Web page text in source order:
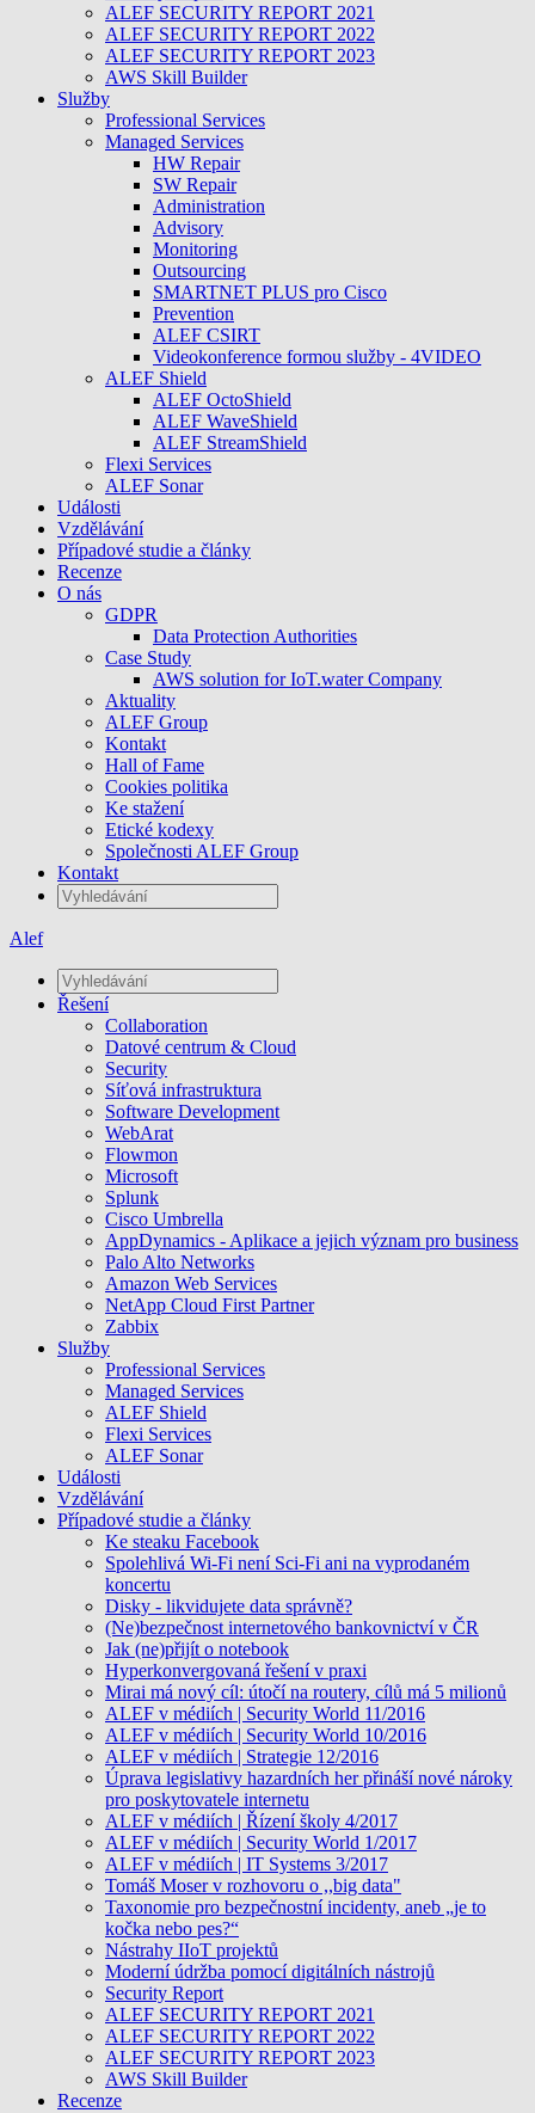
ALEF SECURITY REPORT 2021
ALEF SECURITY REPORT 2022
ALEF SECURITY REPORT 2023
AWS Skill Builder
Služby
Professional Services
Managed Services
HW Repair
SW Repair
Administration
Advisory
Monitoring
Outsourcing
SMARTNET PLUS pro Cisco
Prevention
ALEF CSIRT
Videokonference formou služby - 4VIDEO
ALEF Shield
ALEF OctoShield
ALEF WaveShield
ALEF StreamShield
Flexi Services
ALEF Sonar
Události
Vzdělávání
Případové studie a články
Recenze
O nás
GDPR
Data Protection Authorities
Case Study
AWS solution for IoT.water Company
Aktuality
ALEF Group
Kontakt
Hall of Fame
Cookies politika
Ke stažení
Etické kodexy
Společnosti ALEF Group
Kontakt
Alef
Řešení
Collaboration
Datové centrum & Cloud
Security
Síťová infrastruktura
Software Development
WebArat
Flowmon
Microsoft
Splunk
Cisco Umbrella
AppDynamics - Aplikace a jejich význam pro business
Palo Alto Networks
Amazon Web Services
NetApp Cloud First Partner
Zabbix
Služby
Professional Services
Managed Services
ALEF Shield
Flexi Services
ALEF Sonar
Události
Vzdělávání
Případové studie a články
Ke steaku Facebook
Spolehlivá Wi-Fi není Sci-Fi ani na vyprodaném
koncertu
Disky - likvidujete data správně?
(Ne)bezpečnost internetového bankovnictví v ČR
Jak (ne)přijít o notebook
Hyperkonvergovaná řešení v praxi
Mirai má nový cíl: útočí na routery, cílů má 5 milionů
ALEF v médiích | Security World 11/2016
ALEF v médiích | Security World 10/2016
ALEF v médiích | Strategie 12/2016
Úprava legislativy hazardních her přináší nové nároky
pro poskytovatele internetu
ALEF v médiích | Řízení školy 4/2017
ALEF v médiích | Security World 1/2017
ALEF v médiích | IT Systems 3/2017
Tomáš Moser v rozhovoru o ,,big data"
Taxonomie pro bezpečnostní incidenty, aneb „je to
kočka nebo pes?“
Nástrahy IIoT projektů
Moderní údržba pomocí digitálních nástrojů
Security Report
ALEF SECURITY REPORT 2021
ALEF SECURITY REPORT 2022
ALEF SECURITY REPORT 2023
AWS Skill Builder
Recenze